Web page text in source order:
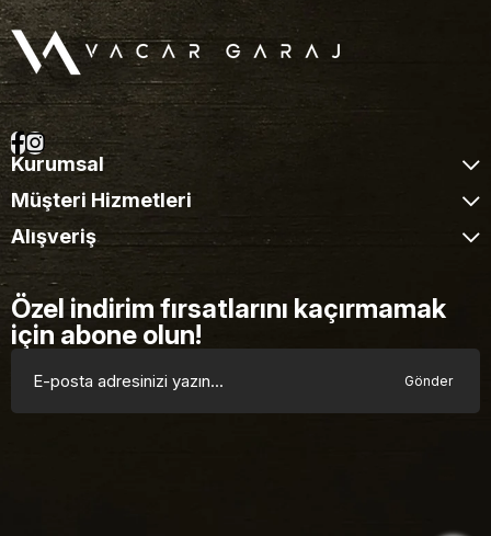
Kurumsal
Müşteri Hizmetleri
Alışveriş
Özel indirim fırsatlarını kaçırmamak
için abone olun!
Gönder